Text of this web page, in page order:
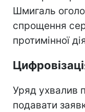
Шмигаль
спрощення
протимінної
Уряд ухвалив
подавати